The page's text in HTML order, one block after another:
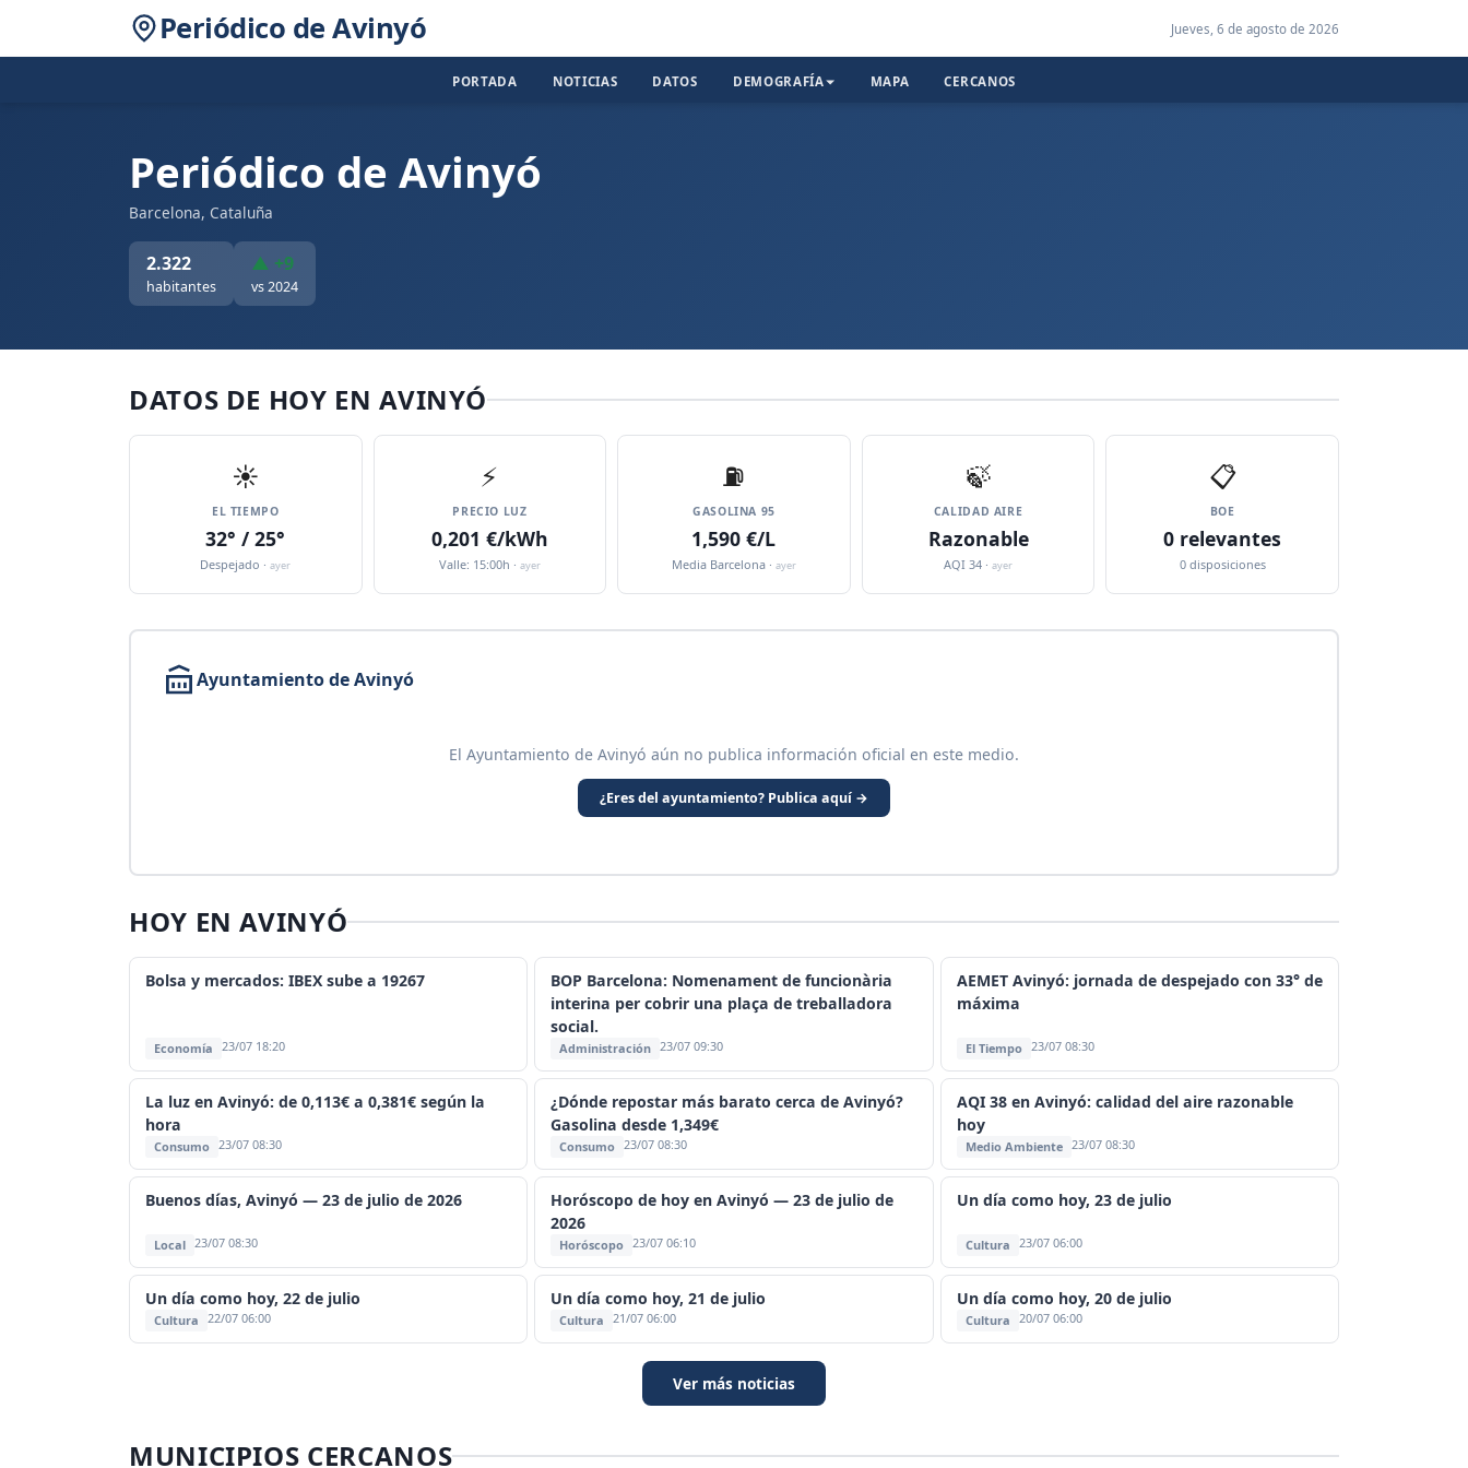
Periódico de Avinyó Jueves, 6 de agosto de 2026
PORTADA NOTICIAS DATOS DEMOGRAFÍA MAPA CERCANOS
Periódico de Avinyó
Barcelona, Cataluña
2.322
habitantes
▲ +9
vs 2024
DATOS DE HOY EN AVINYÓ
☀️
EL TIEMPO
32° / 25°
Despejado ·ayer
⚡
PRECIO LUZ
0,201 €/kWh
Valle: 15:00h · ayer
⛽️
GASOLINA 95
1,590 €/L
Media Barcelona · ayer
🍃
CALIDAD AIRE
Razonable
AQI 34 ·ayer
📋
BOE
0 relevantes
0 disposiciones
Ayuntamiento de Avinyó
El Ayuntamiento de Avinyó aún no publica información oficial en este medio.
¿Eres del ayuntamiento? Publica aquí →
HOY EN AVINYÓ
Bolsa y mercados: IBEX sube a 19267
Economía 23/07 18:20
BOP Barcelona: Nomenament de funcionària
interina per cobrir una plaça de treballadora
social.
Administración 23/07 09:30
AEMET Avinyó: jornada de despejado con 33° de
máxima
El Tiempo 23/07 08:30
La luz en Avinyó: de 0,113€ a 0,381€ según la
hora
Consumo 23/07 08:30
¿Dónde repostar más barato cerca de Avinyó?
Gasolina desde 1,349€
Consumo 23/07 08:30
AQI 38 en Avinyó: calidad del aire razonable
hoy
Medio Ambiente 23/07 08:30
Buenos días, Avinyó — 23 de julio de 2026
Local 23/07 08:30
Horóscopo de hoy en Avinyó — 23 de julio de
2026
Horóscopo 23/07 06:10
Un día como hoy, 23 de julio
Cultura 23/07 06:00
Un día como hoy, 22 de julio
Cultura 22/07 06:00
Un día como hoy, 21 de julio
Cultura 21/07 06:00
Un día como hoy, 20 de julio
Cultura 20/07 06:00
Ver más noticias
MUNICIPIOS CERCANOS